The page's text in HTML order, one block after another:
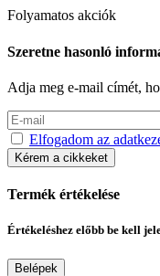
Folyamatos akciók
Szeretne hasonló
Adja meg e-mail címét,
Elfogadom az
Kérem a cikkeket
Termék értékelése
Értékeléshez előbb be kell
Belépek